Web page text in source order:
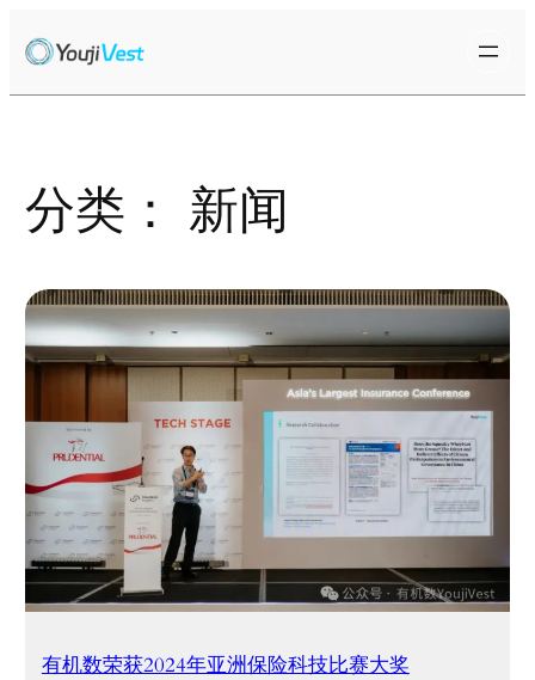
至
分类： 新闻
有机数荣获2024年亚洲保险科技比赛大奖